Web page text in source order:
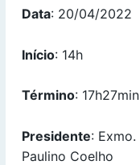
Data: 20/04/2022
Início: 14h
Término: 17h27min
Presidente:
Paulino Coelho